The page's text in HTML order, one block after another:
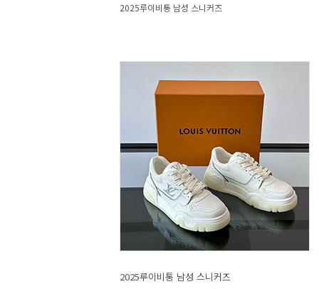
2025루이비통 남성 스니커즈
2025루이비통 남성 스니커즈